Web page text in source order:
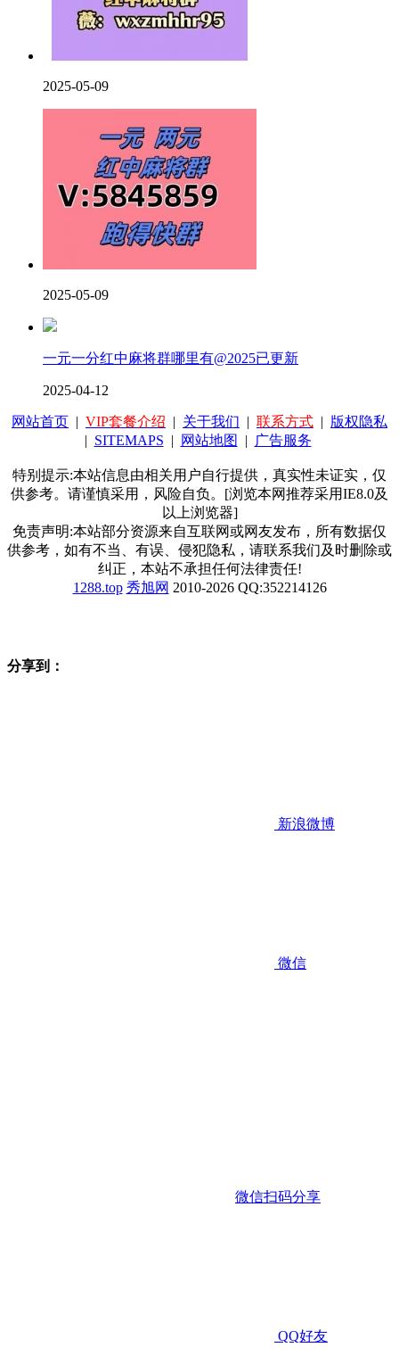
2025-05-09
2025-05-09
一元一分红中麻将群哪里有@2025已更新
2025-04-12
网站首页 | VIP套餐介绍 | 关于我们 | 联系方式 | 版权隐私
| SITEMAPS | 网站地图 | 广告服务
特别提示:本站信息由相关用户自行提供，真实性未证实，仅
供参考。请谨慎采用，风险自负。[浏览本网推荐采用IE8.0及
以上浏览器]
免责声明:本站部分资源来自互联网或网友发布，所有数据仅
供参考，如有不当、有误、侵犯隐私，请联系我们及时删除或
纠正，本站不承担任何法律责任!
1288.top 秀旭网 2010-2026 QQ:352214126
分享到：
新浪微博
微信
微信扫码分享
QQ好友